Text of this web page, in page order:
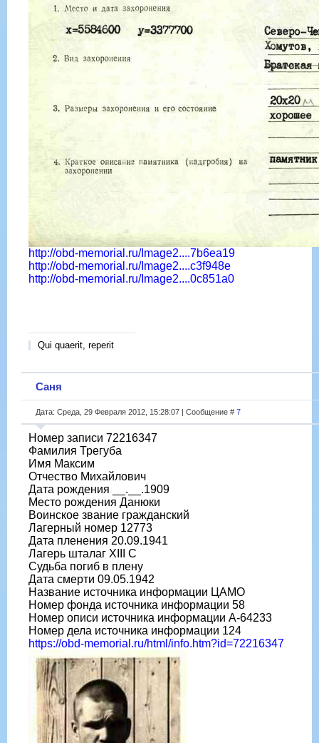
http://obd-memorial.ru/Image2....7b6ea19
http://obd-memorial.ru/Image2....c3f948e
http://obd-memorial.ru/Image2....0c851a0
Qui quaerit, reperit
Саня
Дата: Среда, 29 Февраля 2012, 15:28:07 | Сообщение # 7
Номер записи 72216347
Фамилия Трегуба
Имя Максим
Отчество Михайлович
Дата рождения __.__.1909
Место рождения Данюки
Воинское звание гражданский
Лагерный номер 12773
Дата пленения 20.09.1941
Лагерь шталаг XIII C
Судьба погиб в плену
Дата смерти 09.05.1942
Название источника информации ЦАМО
Номер фонда источника информации 58
Номер описи источника информации A-64233
Номер дела источника информации 124
https://obd-memorial.ru/html/info.htm?id=72216347